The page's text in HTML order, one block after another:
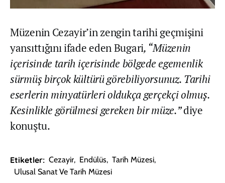
Müzenin Cezayir’in zengin tarihi geçmişini
yansıttığını ifade eden Bugari, “Müzenin
içerisinde tarih içerisinde bölgede egemenlik
sürmüş birçok kültürü görebiliyorsunuz. Tarihi
eserlerin minyatürleri oldukça gerçekçi olmuş.
Kesinlikle görülmesi gereken bir müze.”diye
konuştu.
Etiketler: Cezayir, Endülüs, Tarih Müzesi,
Ulusal Sanat Ve Tarih Müzesi